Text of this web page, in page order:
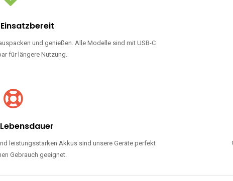
und genießen. Alle Modelle sind mit USB-C
für längere Nutzung.
leistungsstarken Akkus sind unsere Geräte perfekt
Gebrauch geeignet.